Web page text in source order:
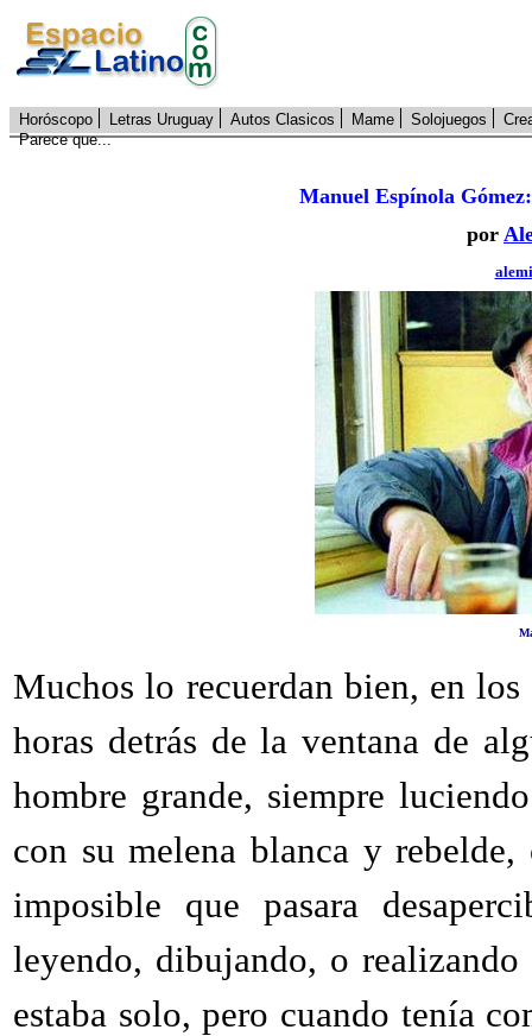
Horóscopo Letras Uruguay Autos Clasicos Mame Solojuegos
Parece que...
Manuel Espínola
por
Muchos lo recuerdan bien, en
horas detrás de la ventana de
hombre grande, siempre
con su melena blanca y rebelde,
imposible que pasara
leyendo, dibujando, o
estaba solo, pero cuando tenía